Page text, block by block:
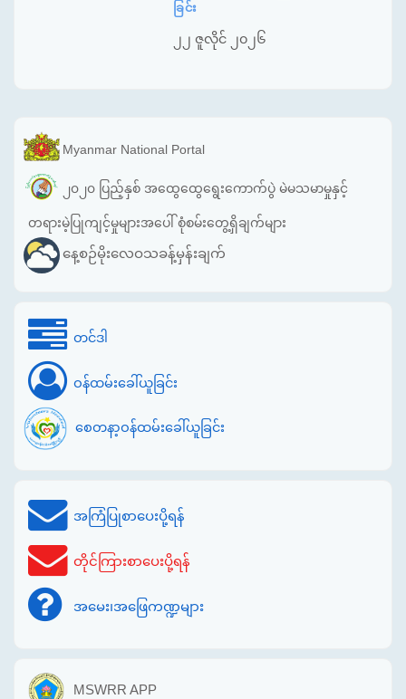
ခြင်း
၂၂ ဇူလိုင် ၂၀၂၆
Myanmar National Portal
၂၀၂၀ ပြည့်နှစ် အထွေထွေရွေးကောက်ပွဲ မဲမသမာမှုနှင့်
တရားမဲ့ပြုကျင့်မှုများအပေါ် စုံစမ်းတွေ့ရှိချက်များ
နေ့စဉ်မိုးလေဝသခန့်မှန်းချက်
တင်ဒါ
ဝန်ထမ်းခေါ်ယူခြင်း
စေတနာ့ဝန်ထမ်းခေါ်ယူခြင်း
အကြံပြုစာပေးပို့ရန်
တိုင်ကြားစာပေးပို့ရန်
အမေး၊အဖြေကဏ္ဍများ
MSWRR APP